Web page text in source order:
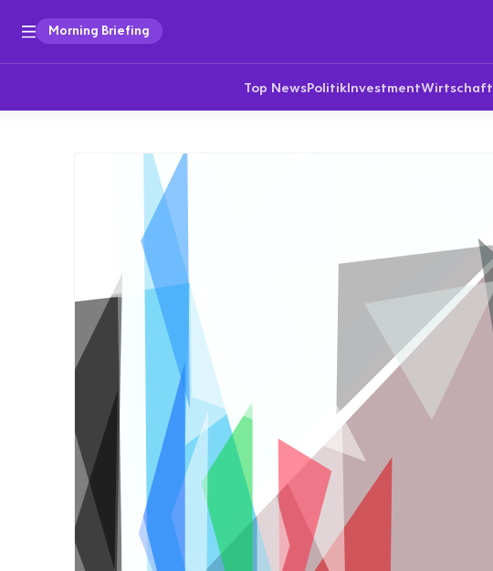
Morning Briefing
Top NewsPolitikInvestmentWirtschaft